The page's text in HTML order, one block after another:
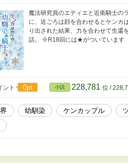
魔法研究員のエティエと近衛騎士の
に、近ごろは顔を合わせるとケンカ
り出された結果、力を合わせて生還
話。 ※R18回には★がついています
ント 0pt 小説 228,781 位 /
幼馴染 ケンカップル